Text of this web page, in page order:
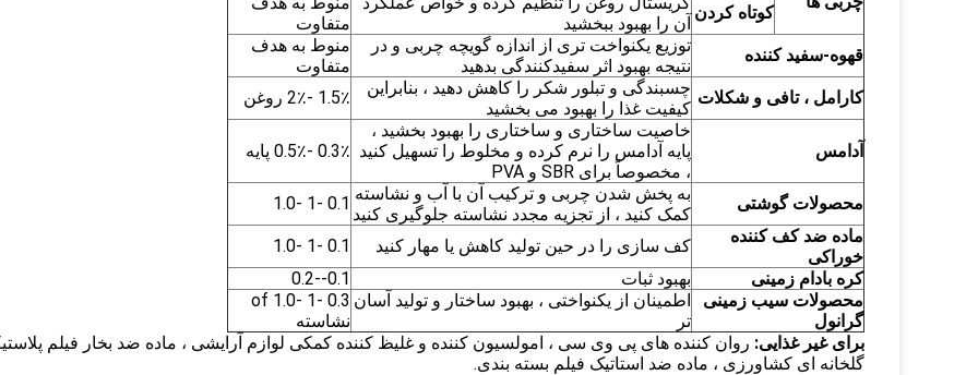
کوتاه کردن
آن را بهبود ببخشید
متفاوت
قهوه-سفید کننده
توزیع یکنواخت تری از اندازه گویچه چربی و در
نتیجه بهبود اثر سفیدکنندگی بدهید
منوط به هدف
متفاوت
کارامل ، تافی و شکلات چسبندگی و تبلور شکر را کاهش دهید ، بنابراین
کیفیت غذا را بهبود می بخشید
1.5٪ -2٪ روغن
آدامس
خاصیت ساختاری و ساختاری را بهبود بخشید ،
پایه آدامس را نرم کرده و مخلوط را تسهیل کنید
، مخصوصاً برای SBR و PVA
0.3٪ -0.5٪ پایه
محصولات گوشتی
به پخش شدن چربی و ترکیب آن با آب و نشاسته
کمک کنید ، از تجزیه مجدد نشاسته جلوگیری کنید
0.1 -1 -1.0
ماده ضد کف کننده
خوراکی
کف سازی را در حین تولید کاهش یا مهار کنید
0.1 -1 -1.0
کره بادام زمینی
بهبود ثبات
0.1--0.2
محصولات سیب زمینی
گرانول
اطمینان از یکنواختی ، بهبود ساختار و تولید آسان
تر
0.3 -1 -1.0 of
نشاسته
برای غیر غذایی: روان کننده های پی وی سی ، امولسیون کننده و غلیظ کننده کمکی لوازم آرایشی ، ماده ضد بخار فیلم
گلخانه ای کشاورزی ، ماده ضد استاتیک فیلم بسته بندی.